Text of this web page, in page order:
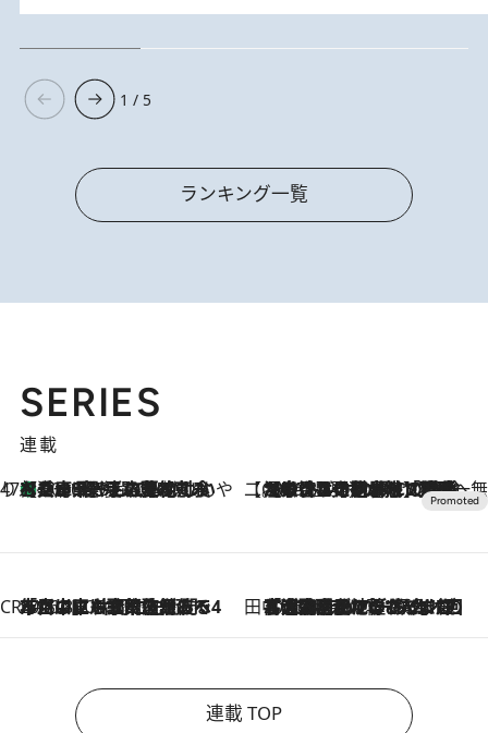
1 / 5
ランキング一覧
SERIES
連載
47都道府県の手みやげ ひんやりスイーツで夏を満喫
2026.8.8
【兵庫県】この夏絶対食べたい 冷やしておいしいおやつ3選 淡路島の恵みをジェラートに集約 【CREA×星野リゾート】唯一無二。癒しと発見が待つ場所へ
2026.8.7
【トンボの足水浴】ヒノキの香りに包まれて涼感マックス！約13℃の湧水かけ流しを避暑地「星野温泉 トンボの湯」で体験
CREA'S CHOICE
2026.8.7
「立川にも歌舞伎があるんだよ」 片岡仁左衛門・市川中車ら豪華座組みで4年目の立川立飛歌舞伎へ 田中稲の勝手に再ブーム
2026.8.7
「湘南乃風に憧れて」観客大盛上がりの“タオル回し”に、ラッパー顔負けの高速歌唱まで…さだまさし（74）のアグレッシブすぎる現在地
連載 TOP